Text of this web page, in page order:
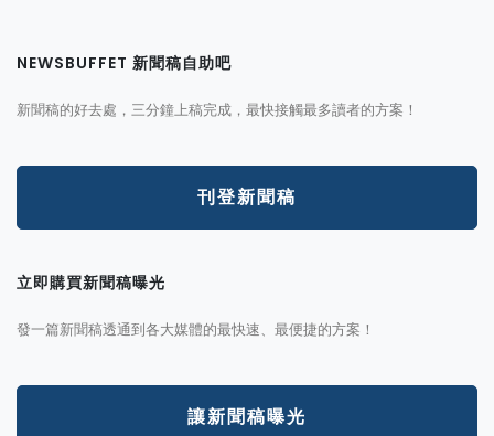
NEWSBUFFET 新聞稿自助吧
新聞稿的好去處，三分鐘上稿完成，最快接觸最多讀者的方案！
刊登新聞稿
立即購買新聞稿曝光
發一篇新聞稿透通到各大媒體的最快速、最便捷的方案！
讓新聞稿曝光